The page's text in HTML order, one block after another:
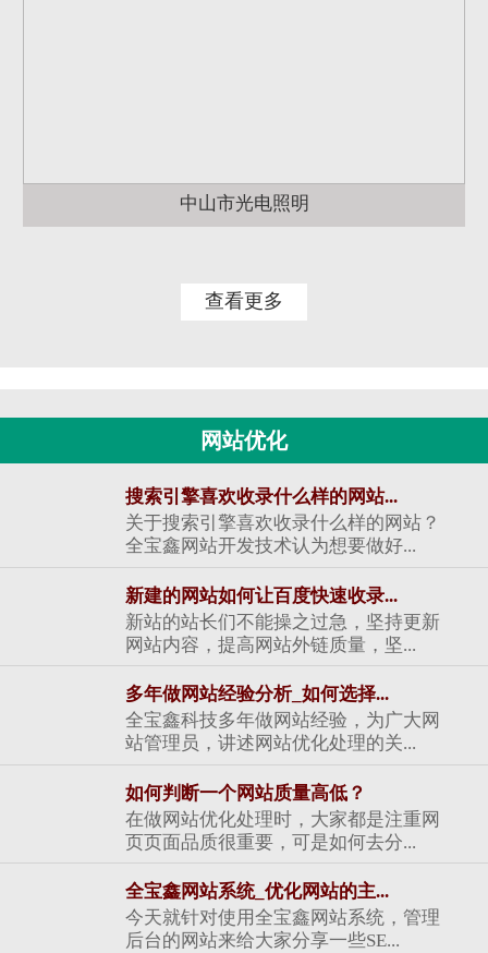
中山市光电照明
查看更多
网站优化
搜索引擎喜欢收录什么样的网站...
关于搜索引擎喜欢收录什么样的网站？
全宝鑫网站开发技术认为想要做好...
新建的网站如何让百度快速收录...
新站的站长们不能操之过急，坚持更新
网站内容，提高网站外链质量，坚...
多年做网站经验分析_如何选择...
全宝鑫科技多年做网站经验，为广大网
站管理员，讲述网站优化处理的关...
如何判断一个网站质量高低？
在做网站优化处理时，大家都是注重网
页页面品质很重要，可是如何去分...
全宝鑫网站系统_优化网站的主...
今天就针对使用全宝鑫网站系统，管理
后台的网站来给大家分享一些SE...